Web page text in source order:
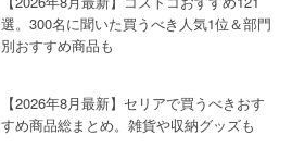
選。300名に聞いた買うべき人気1位＆部門
別おすすめ商品も
【2026年8月最新】セリアで買うべきおす
すめ商品総まとめ。雑貨や収納グッズも